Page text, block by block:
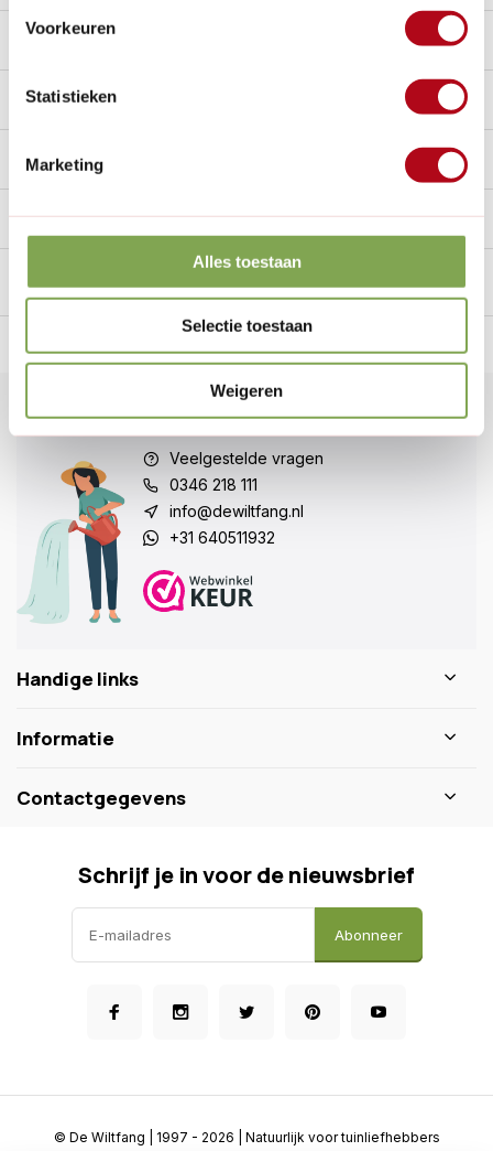
Voorkeuren
Statistieken
Marketing
Alles toestaan
Selectie toestaan
Weigeren
Beschrijving
Reviews
Specificaties
Handig voor erbij
Klantenservice
Veelgestelde vragen
0346 218 111
info@dewiltfang.nl
+31 640511932
Handige links
Informatie
Contactgegevens
Schrijf je in voor de nieuwsbrief
Abonneer
© De Wiltfang | 1997 - 2026 | Natuurlijk voor tuinliefhebbers